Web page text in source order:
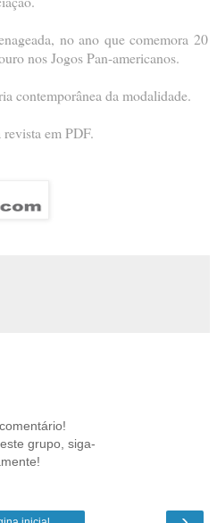
no ano que comemora 20
nos Jogos Pan-americanos.
contemporânea da modalidade.
em PDF.
grupo, siga-